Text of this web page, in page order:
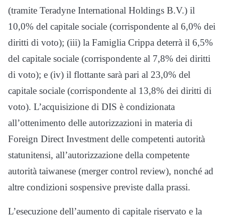
(tramite Teradyne International Holdings B.V.) il
10,0% del capitale sociale (corrispondente al 6,0% dei
diritti di voto); (iii) la Famiglia Crippa deterrà il 6,5%
del capitale sociale (corrispondente al 7,8% dei diritti
di voto); e (iv) il flottante sarà pari al 23,0% del
capitale sociale (corrispondente al 13,8% dei diritti di
voto). L’acquisizione di DIS è condizionata
all’ottenimento delle autorizzazioni in materia di
Foreign Direct Investment delle competenti autorità
statunitensi, all’autorizzazione della competente
autorità taiwanese (merger control review), nonché ad
altre condizioni sospensive previste dalla prassi.
L’esecuzione dell’aumento di capitale riservato e la